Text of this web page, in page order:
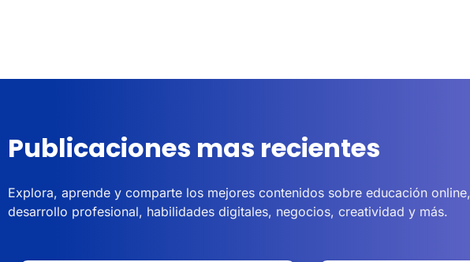
Publicaciones mas recientes
Explora, aprende y comparte los mejores contenidos sobre educación online,
desarrollo profesional, habilidades digitales, negocios, creatividad y más.